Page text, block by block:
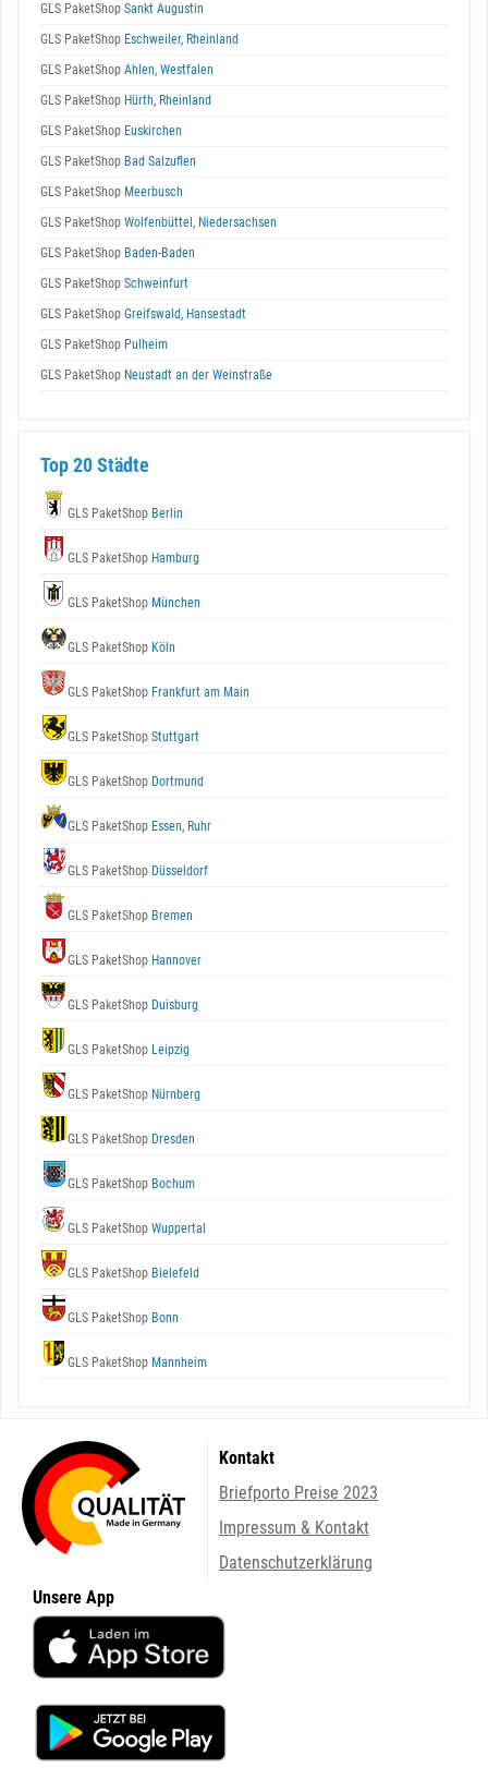
GLS PaketShop Sankt Augustin
GLS PaketShop Eschweiler, Rheinland
GLS PaketShop Ahlen, Westfalen
GLS PaketShop Hürth, Rheinland
GLS PaketShop Euskirchen
GLS PaketShop Bad Salzuflen
GLS PaketShop Meerbusch
GLS PaketShop Wolfenbüttel, Niedersachsen
GLS PaketShop Baden-Baden
GLS PaketShop Schweinfurt
GLS PaketShop Greifswald, Hansestadt
GLS PaketShop Pulheim
GLS PaketShop Neustadt an der Weinstraße
Top 20 Städte
GLS PaketShop Berlin
GLS PaketShop Hamburg
GLS PaketShop München
GLS PaketShop Köln
GLS PaketShop Frankfurt am Main
GLS PaketShop Stuttgart
GLS PaketShop Dortmund
GLS PaketShop Essen, Ruhr
GLS PaketShop Düsseldorf
GLS PaketShop Bremen
GLS PaketShop Hannover
GLS PaketShop Duisburg
GLS PaketShop Leipzig
GLS PaketShop Nürnberg
GLS PaketShop Dresden
GLS PaketShop Bochum
GLS PaketShop Wuppertal
GLS PaketShop Bielefeld
GLS PaketShop Bonn
GLS PaketShop Mannheim
Kontakt
Briefporto Preise 2023
Impressum & Kontakt
Datenschutzerklärung
Unsere App